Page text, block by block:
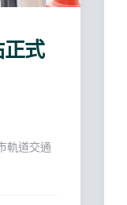
式
軌道交通